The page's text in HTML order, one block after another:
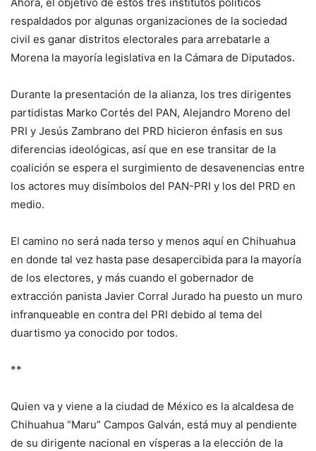
respaldados por algunas organizaciones de la sociedad
civil es ganar distritos electorales para arrebatarle a
Morena la mayoría legislativa en la Cámara de Diputados.
Durante la presentación de la alianza, los tres dirigentes
partidistas Marko Cortés del PAN, Alejandro Moreno del
PRI y Jesús Zambrano del PRD hicieron énfasis en sus
diferencias ideológicas, así que en ese transitar de la
coalición se espera el surgimiento de desavenencias entre
los actores muy disímbolos del PAN-PRI y los del PRD en
medio.
El camino no será nada terso y menos aquí en Chihuahua
en donde tal vez hasta pase desapercibida para la mayoría
de los electores, y más cuando el gobernador de
extracción panista Javier Corral Jurado ha puesto un muro
infranqueable en contra del PRI debido al tema del
duartismo ya conocido por todos.
**
Quien va y viene a la ciudad de México es la alcaldesa de
Chihuahua “Maru” Campos Galván, está muy al pendiente
de su dirigente nacional en vísperas a la elección de la